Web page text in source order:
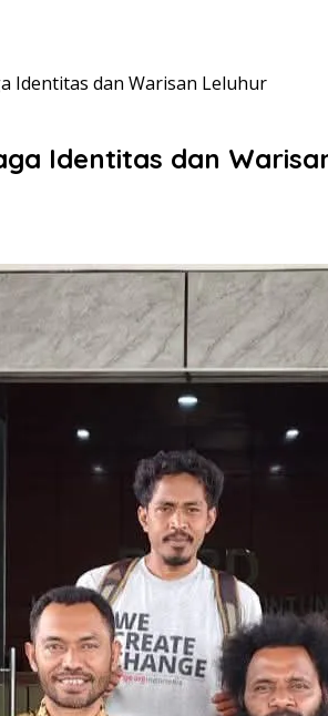
Identitas dan Warisan Leluhur
Identitas dan